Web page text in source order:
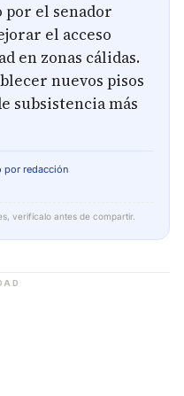
por el senador
el acceso
en zonas cálidas.
nuevos pisos
subsistencia más
por redacción
verifícalo antes de compartir.